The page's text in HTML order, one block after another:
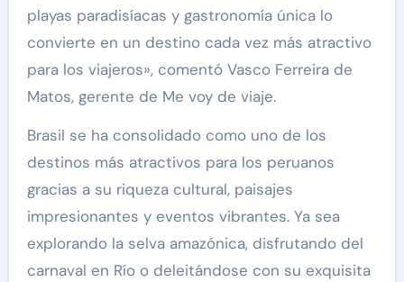
playas paradisíacas y gastronomía única lo
convierte en un destino cada vez más atractivo
para los viajeros», comentó Vasco Ferreira de
Matos, gerente de Me voy de viaje.
Brasil se ha consolidado como uno de los
destinos más atractivos para los peruanos
gracias a su riqueza cultural, paisajes
impresionantes y eventos vibrantes. Ya sea
explorando la selva amazónica, disfrutando del
carnaval en Río o deleitándose con su exquisita